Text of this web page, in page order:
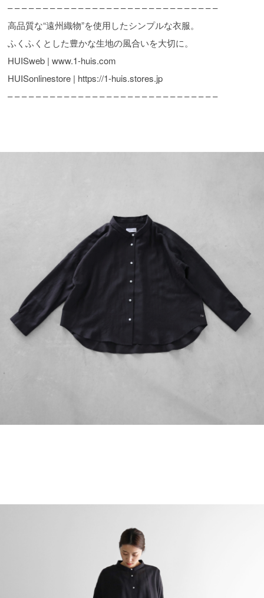
– – – – – – – – – – – – – – – – – – – – – – – – – – – – – –
高品質な“遠州織物”を使用したシンプルな衣服。
ふくふくとした豊かな生地の風合いを大切に。
HUISweb | www.1-huis.com
HUISonlinestore | https://1-huis.stores.jp
– – – – – – – – – – – – – – – – – – – – – – – – – – – – – –